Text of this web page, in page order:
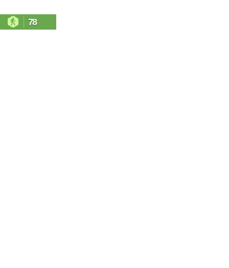
78